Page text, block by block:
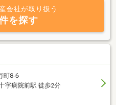
会社が取り扱う
を探す
町8-6
字病院前駅 徒歩2分